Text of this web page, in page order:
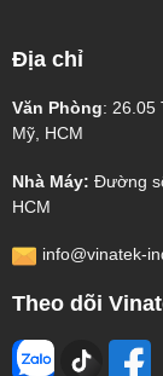
Địa chỉ
Văn Phòng: 26.05
Mỹ, HCM
Nhà Máy: Đường
HCM
info@vinatek-
Theo dõi